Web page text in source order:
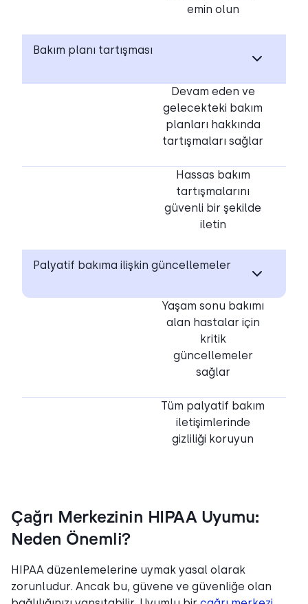
emin olun
Bakım planı tartışması
Devam eden ve
gelecekteki bakım
planları hakkında
tartışmaları sağlar
Hassas bakım
tartışmalarını
güvenli bir şekilde
iletin
Palyatif bakıma ilişkin güncellemeler
Yaşam sonu bakımı
alan hastalar için
kritik
güncellemeler
sağlar
Tüm palyatif bakım
iletişimlerinde
gizliliği koruyun
Çağrı Merkezinin HIPAA Uyumu:
Neden Önemli?
HIPAA düzenlemelerine uymak yasal olarak
zorunludur. Ancak bu, güvene ve güvenliğe olan